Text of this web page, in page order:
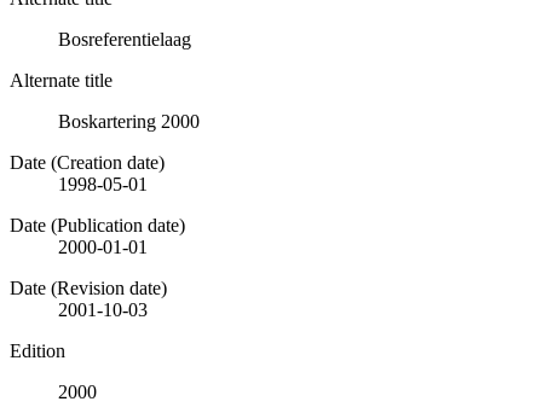
Bosreferentielaag
Alternate title
Boskartering 2000
Date (Creation date)
1998-05-01
Date (Publication date)
2000-01-01
Date (Revision date)
2001-10-03
Edition
2000